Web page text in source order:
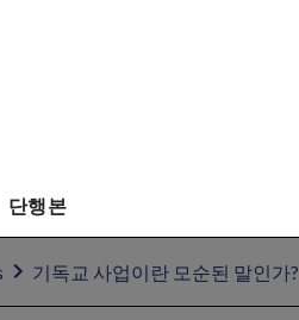
단행본
기독교 사업이란 모순된 말인가?